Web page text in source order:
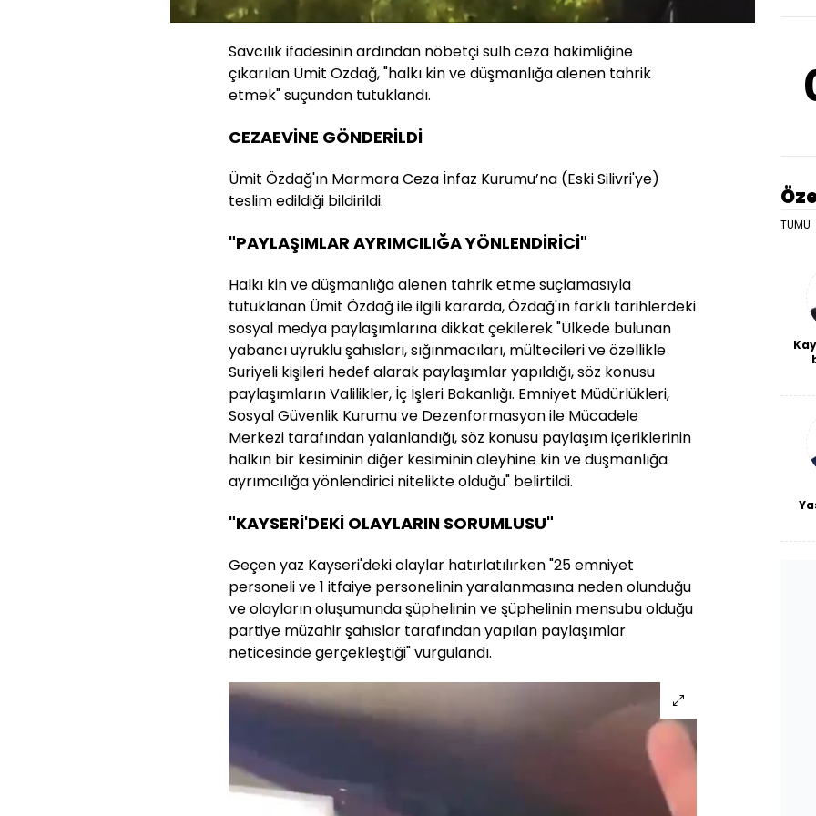
Sesi
Aç
Oynatma
Hızı
Savcılık ifadesinin ardından nöbetçi sulh ceza hakimliğine
çıkarılan Ümit Özdağ, "halkı kin ve düşmanlığa alenen tahrik
etmek" suçundan tutuklandı.
CEZAEVİNE GÖNDERİLDİ
Ümit Özdağ'ın Marmara Ceza İnfaz Kurumu’na (Eski Silivri'ye)
teslim edildiği bildirildi.
"PAYLAŞIMLAR AYRIMCILIĞA YÖNLENDİRİCİ"
Halkı kin ve düşmanlığa alenen tahrik etme suçlamasıyla
tutuklanan Ümit Özdağ ile ilgili kararda, Özdağ'ın farklı tarihlerdeki
sosyal medya paylaşımlarına dikkat çekilerek "Ülkede bulunan
yabancı uyruklu şahısları, sığınmacıları, mültecileri ve özellikle
Suriyeli kişileri hedef alarak paylaşımlar yapıldığı, söz konusu
paylaşımların Valilikler, İç İşleri Bakanlığı. Emniyet Müdürlükleri,
Sosyal Güvenlik Kurumu ve Dezenformasyon ile Mücadele
Merkezi tarafından yalanlandığı, söz konusu paylaşım içeriklerinin
halkın bir kesiminin diğer kesiminin aleyhine kin ve düşmanlığa
ayrımcılığa yönlendirici nitelikte olduğu" belirtildi.
"KAYSERİ'DEKİ OLAYLARIN SORUMLUSU"
Geçen yaz Kayseri'deki olaylar hatırlatılırken "25 emniyet
personeli ve 1 itfaiye personelinin yaralanmasına neden olunduğu
ve olayların oluşumunda şüphelinin ve şüphelinin mensubu olduğu
partiye müzahir şahıslar tarafından yapılan paylaşımlar
neticesinde gerçekleştiği" vurgulandı.
TÜMÜ